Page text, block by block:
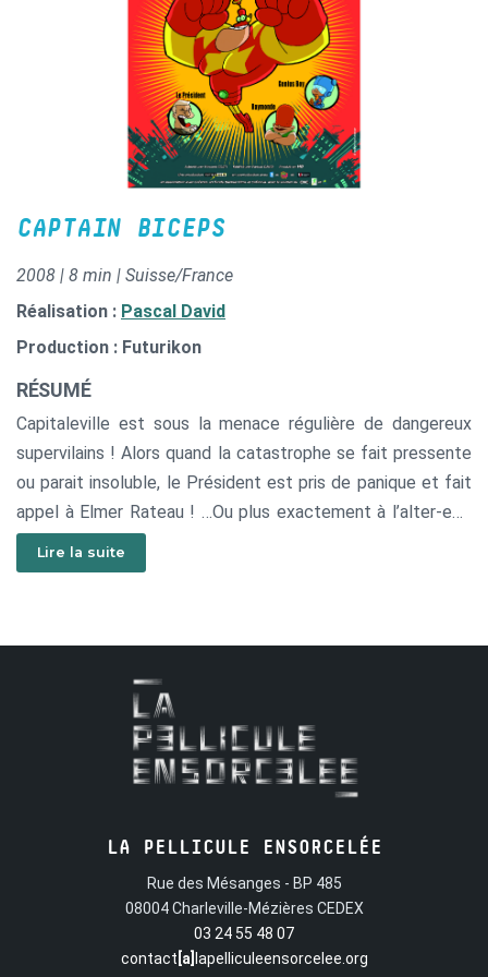
CAPTAIN BICEPS
2008 | 8 min | Suisse/France
Réalisation : Pascal David
Production : Futurikon
RÉSUMÉ
Capitaleville est sous la menace régulière de dangereux
supervilains ! Alors quand la catastrophe se fait pressente
ou parait insoluble, le Président est pris de panique et fait
appel à Elmer Rateau ! …Ou plus exactement à l’alter-ego
de ce dernier, le formidable Captain Biceps, un colosse
masqué et costumé qui semble seul capable de combattre
envahissante et possessive. Heureusement, il est épaulé
dans sa tâche par Genius, son drôle d’assistant qui a
toujours une bonne idée pour capturer les méchants, même
s’il reste toujours dans l’ombre de son camarade.
justice, dans des luttes absurdes contre des ennemis
Lire la suite
LA PELLICULE ENSORCELÉE
Rue des Mésanges - BP 485
08004 Charleville-Mézières CEDEX
03 24 55 48 07
contact [a]lapelliculeensorcelee.org